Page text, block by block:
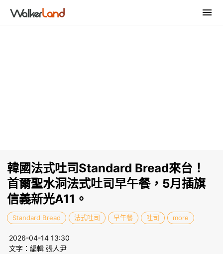
韓國法式吐司Standard Bread來台！
首爾聖水洞法式吐司早午餐，5月插旗
信義新光A11。
Standard Bread 法式吐司 早午餐 吐司 more
2026-04-14 13:30
文字：編輯 張人尹